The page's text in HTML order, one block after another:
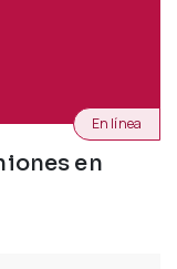
en
En línea